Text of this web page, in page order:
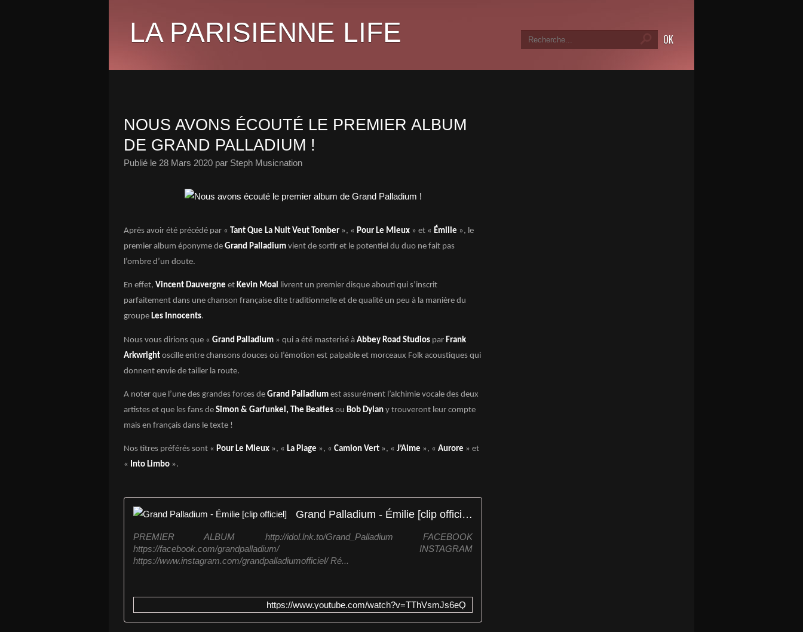
LA PARISIENNE LIFE
NOUS AVONS ÉCOUTÉ LE PREMIER ALBUM
DE GRAND PALLADIUM !
Publié le 28 Mars 2020 par Steph Musicnation
Après avoir été précédé par « Tant Que La Nuit Veut Tomber », « Pour Le Mieux » et « Émilie », le
premier album éponyme de Grand Palladium vient de sortir et le potentiel du duo ne fait pas
l’ombre d’un doute.
En effet, Vincent Dauvergne et Kevin Moal livrent un premier disque abouti qui s’inscrit
parfaitement dans une chanson française dite traditionnelle et de qualité un peu à la manière du
groupe Les Innocents.
Nous vous dirions que « Grand Palladium » qui a été masterisé à Abbey Road Studios par Frank
Arkwright oscille entre chansons douces où l’émotion est palpable et morceaux Folk acoustiques qui
donnent envie de tailler la route.
A noter que l’une des grandes forces de Grand Palladium est assurément l’alchimie vocale des deux
artistes et que les fans de Simon & Garfunkel, The Beatles ou Bob Dylan y trouveront leur compte
mais en français dans le texte !
Nos titres préférés sont « Pour Le Mieux », « La Plage », « Camion Vert », « J’Aime », « Aurore » et
« Into Limbo ».
Grand Palladium - Émilie [clip officiel]
PREMIER ALBUM http://idol.lnk.to/Grand_Palladium FACEBOOK
https://facebook.com/grandpalladium/ INSTAGRAM
https://www.instagram.com/grandpalladiumofficiel/ Ré...
https://www.youtube.com/watch?v=TThVsmJs6eQ